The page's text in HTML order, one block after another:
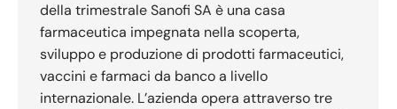
della trimestrale Sanofi SA è una casa
farmaceutica impegnata nella scoperta,
sviluppo e produzione di prodotti farmaceutici,
vaccini e farmaci da banco a livello
internazionale. L’azienda opera attraverso tre